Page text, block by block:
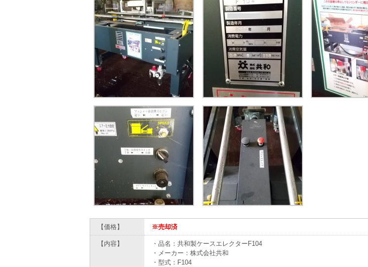
【価格】 ※売却済
【内容】
・品名：共和製ケースエレクターF104
・メーカー：株式会社共和
・型式：F104